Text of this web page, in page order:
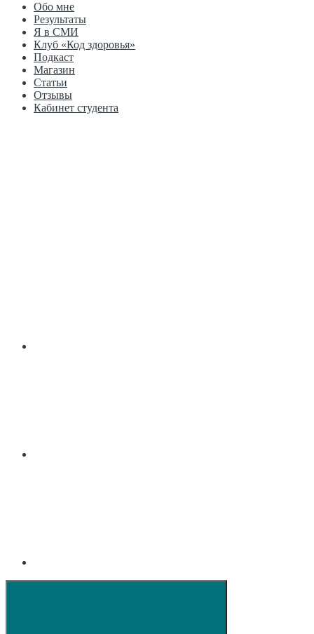
Обо мне
Результаты
Я в СМИ
Клуб «Код здоровья»
Подкаст
Магазин
Статьи
Отзывы
Кабинет студента